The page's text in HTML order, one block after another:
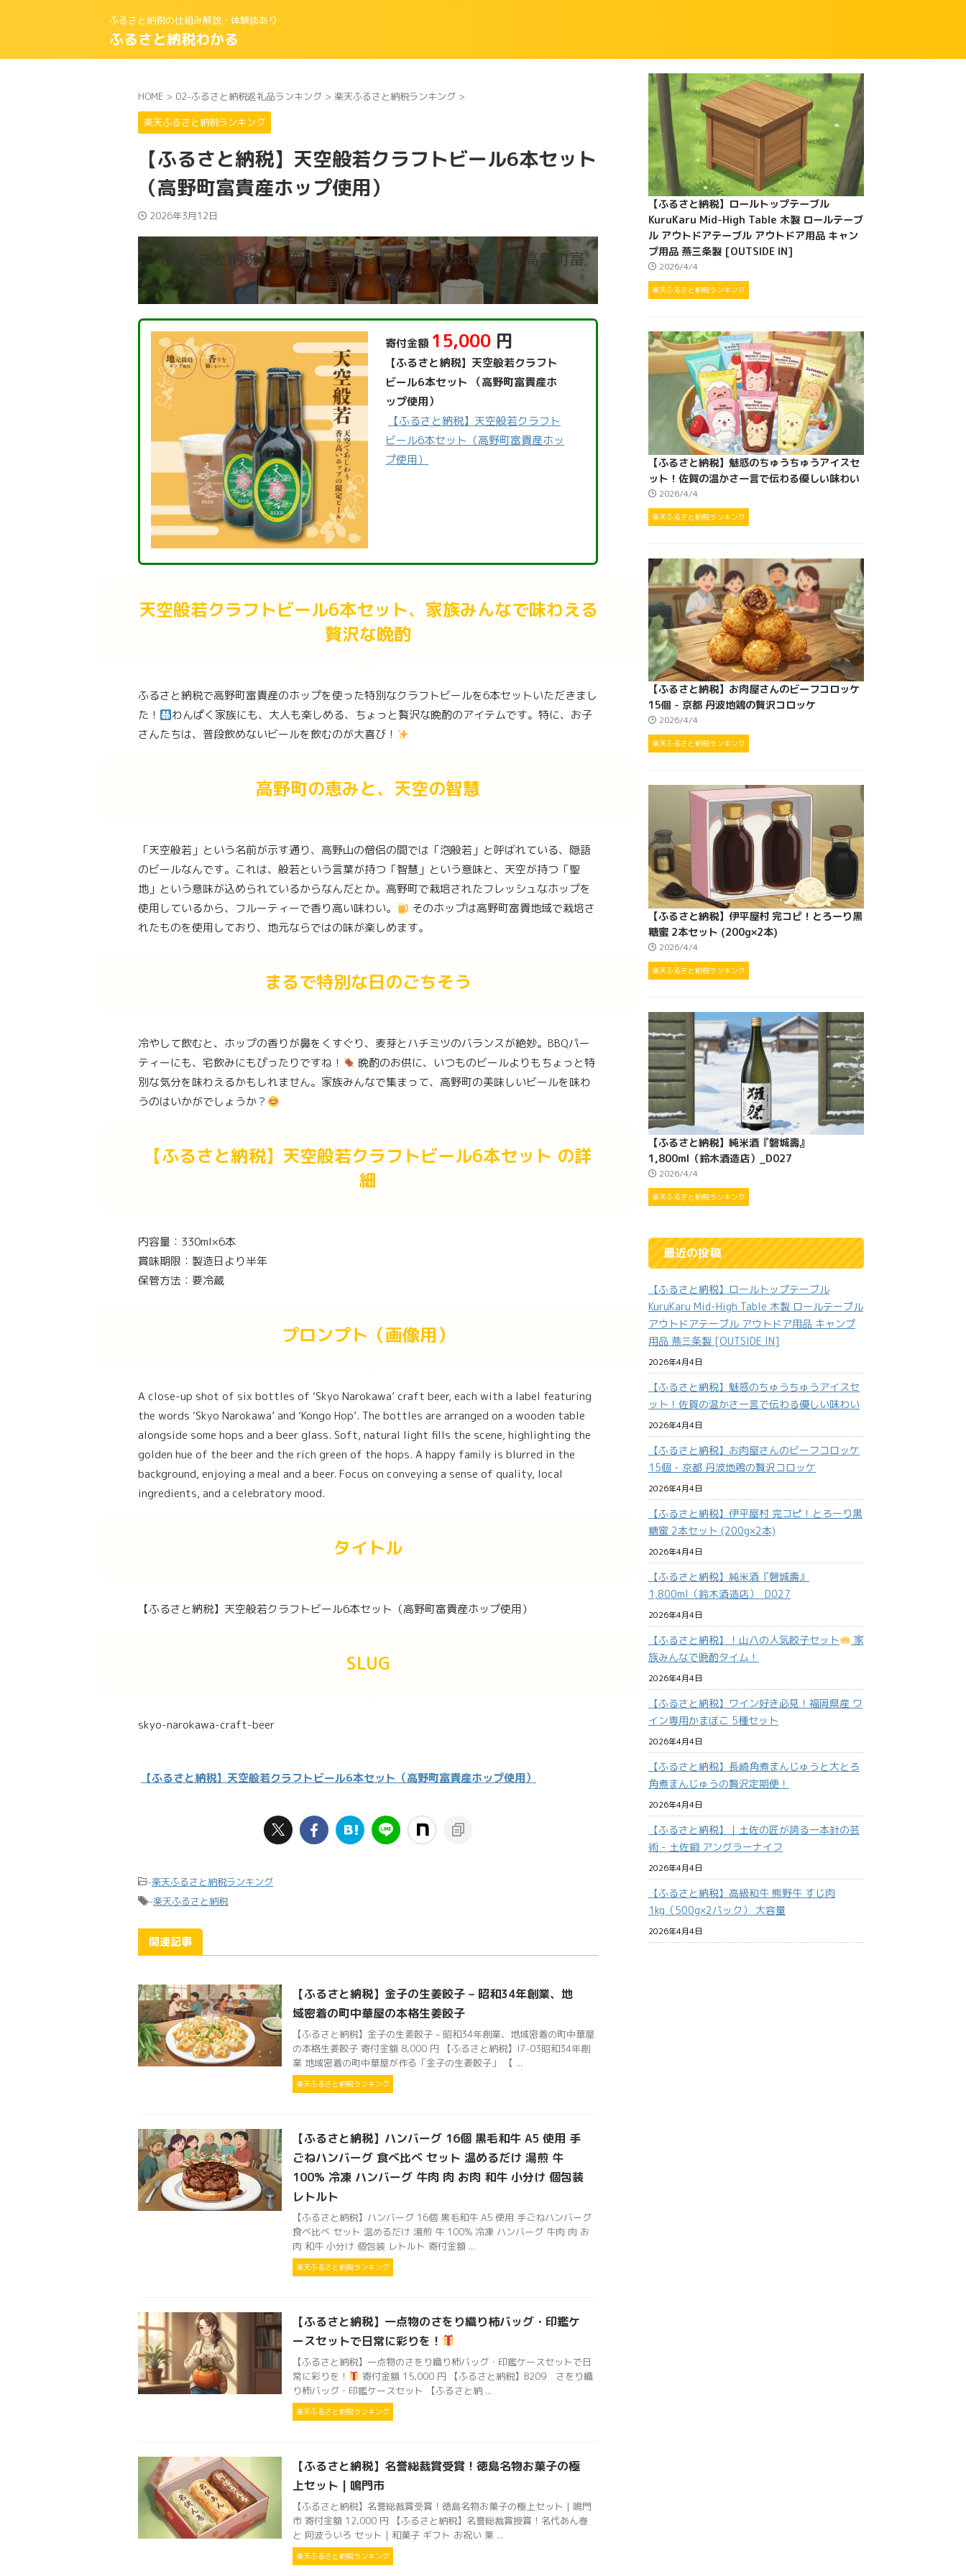
ふるさと納税の仕組み解説・体験談あり
ふるさと納税わかる
HOME > 02-ふるさと納税返礼品ランキング > 楽天ふるさと納税ランキング >
楽天ふるさと納税ランキング
【ふるさと納税】天空般若クラフトビール6本セット
（高野町富貴産ホップ使用）
2026年3月12日
【ふるさと納税】天空般若クラフトビール6本セット（高野町富
貴産ホップ使用）
寄付金額 15,000 円
【ふるさと納税】天空般若クラフト
ビール6本セット （高野町富貴産ホ
ップ使用）
【ふるさと納税】天空般若クラフト
ビール6本セット（高野町富貴産ホッ
プ使用）
天空般若クラフトビール6本セット、家族みんなで味わえる
贅沢な晩酌
ふるさと納税で高野町富貴産のホップを使った特別なクラフトビールを6本セットいただきまし
た！
わんぱく家族にも、大人も楽しめる、ちょっと贅沢な晩酌のアイテムです。特に、お子
さんたちは、普段飲めないビールを飲むのが大喜び！
高野町の恵みと、天空の智慧
「天空般若」という名前が示す通り、高野山の僧侶の間では「泡般若」と呼ばれている、隠語
のビールなんです。これは、般若という言葉が持つ「智慧」という意味と、天空が持つ「聖
地」という意味が込められているからなんだとか。高野町で栽培されたフレッシュなホップを
使用しているから、フルーティーで香り高い味わい。
そのホップは高野町富貴地域で栽培さ
れたものを使用しており、地元ならではの味が楽しめます。
まるで特別な日のごちそう
冷やして飲むと、ホップの香りが鼻をくすぐり、麦芽とハチミツのバランスが絶妙。BBQパー
ティーにも、宅飲みにもぴったりですね！
晩酌のお供に、いつものビールよりもちょっと特
別な気分を味わえるかもしれません。家族みんなで集まって、高野町の美味しいビールを味わ
うのはいかがでしょうか？
【ふるさと納税】天空般若クラフトビール6本セット の詳
細
内容量：330ml×6本
賞味期限：製造日より半年
保管方法：要冷蔵
プロンプト（画像用）
A close-up shot of six bottles of ‘Skyo Narokawa’ craft beer, each with a label featuring
the words ‘Skyo Narokawa’ and ‘Kongo Hop’. The bottles are arranged on a wooden table
alongside some hops and a beer glass. Soft, natural light fills the scene, highlighting the
golden hue of the beer and the rich green of the hops. A happy family is blurred in the
background, enjoying a meal and a beer. Focus on conveying a sense of quality, local
ingredients, and a celebratory mood.
タイトル
【ふるさと納税】天空般若クラフトビール6本セット（高野町富貴産ホップ使用）
SLUG
skyo-narokawa-craft-beer
【ふるさと納税】天空般若クラフトビール6本セット（高野町富貴産ホップ使用）
-楽天ふるさと納税ランキング
-楽天ふるさと納税
関連記事
【ふるさと納税】金子の生姜餃子 – 昭和34年創業、地
域密着の町中華屋の本格生姜餃子
【ふるさと納税】金子の生姜餃子 – 昭和34年創業、地域密着の町中華屋
の本格生姜餃子 寄付金額 8,000 円 【ふるさと納税】I7-03昭和34年創
業 地域密着の町中華屋が作る「金子の生姜餃子」 【 ...
楽天ふるさと納税ランキング
【ふるさと納税】ハンバーグ 16個 黒毛和牛 A5 使用 手
ごねハンバーグ 食べ比べ セット 温めるだけ 湯煎 牛
100% 冷凍 ハンバーグ 牛肉 肉 お肉 和牛 小分け 個包装
レトルト
【ふるさと納税】ハンバーグ 16個 黒毛和牛 A5 使用 手ごねハンバーグ
食べ比べ セット 温めるだけ 湯煎 牛 100% 冷凍 ハンバーグ 牛肉 肉 お
肉 和牛 小分け 個包装 レトルト 寄付金額 ...
楽天ふるさと納税ランキング
【ふるさと納税】一点物のさをり織り柿バッグ・印鑑ケ
ースセットで日常に彩りを！
【ふるさと納税】一点物のさをり織り柿バッグ・印鑑ケースセットで日
常に彩りを！
寄付金額 15,000 円 【ふるさと納税】B209 さをり織
り柿バッグ・印鑑ケースセット 【ふるさと納 ...
楽天ふるさと納税ランキング
【ふるさと納税】名誉総裁賞受賞！徳島名物お菓子の極
上セット | 鳴門市
【ふるさと納税】名誉総裁賞受賞！徳島名物お菓子の極上セット | 鳴門
市 寄付金額 12,000 円 【ふるさと納税】名誉総裁賞授賞！名代あん巻
と 阿波ういろ セット | 和菓子 ギフト お祝い 栗 ...
楽天ふるさと納税ランキング
【ふるさと納税】ロールトップテーブル
KuruKaru Mid-High Table 木製 ロールテーブ
ル アウトドアテーブル アウトドア用品 キャン
プ用品 燕三条製 [OUTSIDE IN]
2026/4/4
楽天ふるさと納税ランキング
【ふるさと納税】魅惑のちゅうちゅうアイスセ
ット！佐賀の温かさ一言で伝わる優しい味わい
2026/4/4
楽天ふるさと納税ランキング
【ふるさと納税】お肉屋さんのビーフコロッケ
15個 - 京都 丹波地鶏の贅沢コロッケ
2026/4/4
楽天ふるさと納税ランキング
【ふるさと納税】伊平屋村 完コピ！とろーり黒
糖蜜 2本セット (200g×2本)
2026/4/4
楽天ふるさと納税ランキング
【ふるさと納税】純米酒『磐城壽』
1,800ml（鈴木酒造店）_D027
2026/4/4
楽天ふるさと納税ランキング
最近の投稿
【ふるさと納税】ロールトップテーブル
KuruKaru Mid-High Table 木製 ロールテーブル
アウトドアテーブル アウトドア用品 キャンプ
用品 燕三条製 [OUTSIDE IN]
2026年4月4日
【ふるさと納税】魅惑のちゅうちゅうアイスセ
ット！佐賀の温かさ一言で伝わる優しい味わい
2026年4月4日
【ふるさと納税】お肉屋さんのビーフコロッケ
15個 - 京都 丹波地鶏の贅沢コロッケ
2026年4月4日
【ふるさと納税】伊平屋村 完コピ！とろーり黒
糖蜜 2本セット (200g×2本)
2026年4月4日
【ふるさと納税】純米酒『磐城壽』
1,800ml（鈴木酒造店）_D027
2026年4月4日
【ふるさと納税】！山八の人気餃子セット
家
族みんなで晩酌タイム！
2026年4月4日
【ふるさと納税】ワイン好き必見！福岡県産 ワ
イン専用かまぼこ 5種セット
2026年4月4日
【ふるさと納税】長崎角煮まんじゅうと大とろ
角煮まんじゅうの贅沢定期便！
2026年4月4日
【ふるさと納税】｜土佐の匠が誇る一本針の芸
術 - 土佐鍛 アングラーナイフ
2026年4月4日
【ふるさと納税】高級和牛 熊野牛 すじ肉
1kg（500g×2パック） 大容量
2026年4月4日